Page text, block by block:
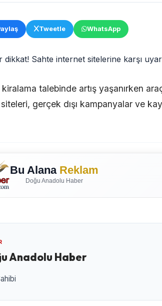
Tweetle WhatsApp
talebinde artış yaşanırken
gerçek dışı kampanyalar ve
Bu Alana Reklam
Doğu Anadolu Haber
Anadolu Haber